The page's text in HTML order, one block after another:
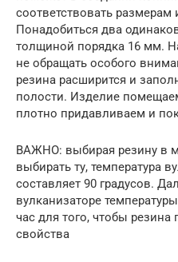
соответствовать размерам
Понадобиться два
толщиной порядка 16 мм.
не обращать особого
резина расширится и
полости. Изделие
плотно придавливаем и
ВАЖНО: выбирая резину в
выбирать ту, температура
составляет 90 градусов.
вулканизаторе
час для того, чтобы
свойства